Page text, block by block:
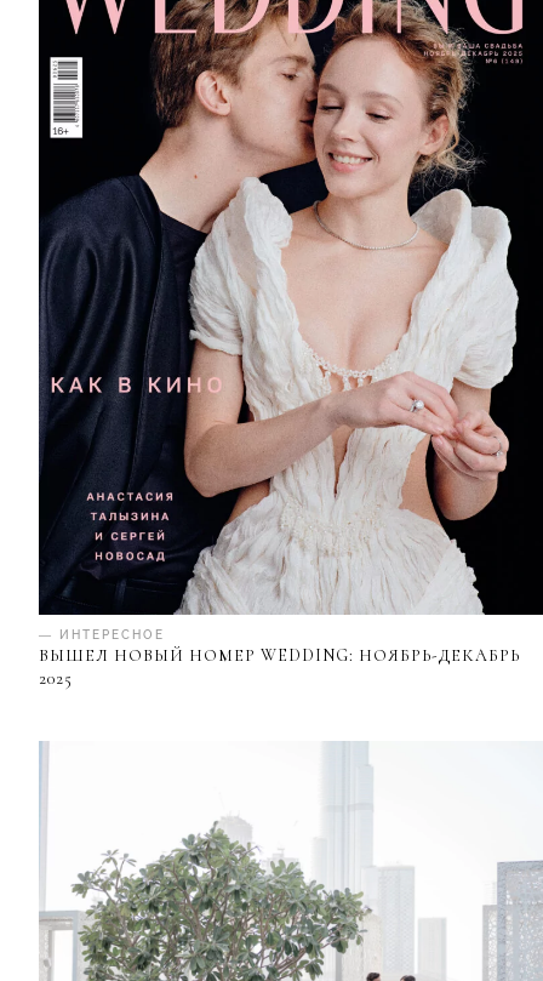
— ИНТЕРЕСНОЕ
ВЫШЕЛ НОВЫЙ НОМЕР WEDDING: НОЯБРЬ-ДЕКАБРЬ
2025